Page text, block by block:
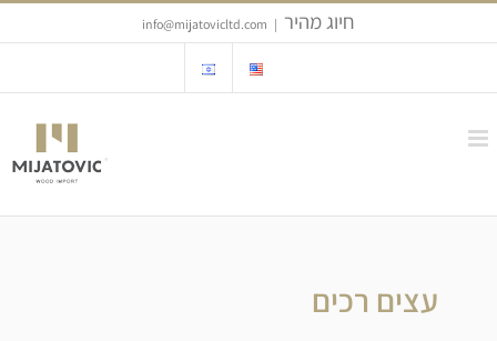
Skip
חיוג מהיר |
info@mijatovicltd.com
עצים רכים